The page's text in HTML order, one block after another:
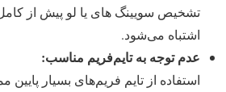
تشخیص سویینگ های یا لو پیش از
اشتباه می‌شود.
عدم توجه به تایم‌فریم مناسب:
استفاده از تایم‌ فریم‌های بسیار